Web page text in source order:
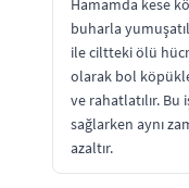
Hamamda kese
buharla
ile ciltteki ölü
olarak bol
ve rahatlatılır.
sağlarken aynı
azaltır.